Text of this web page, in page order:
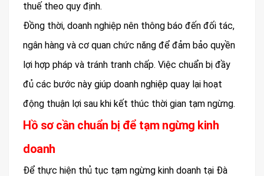
thuế theo quy định.
Đồng thời, doanh nghiệp nên thông báo đến đối tác,
ngân hàng và cơ quan chức năng để đảm bảo quyền
lợi hợp pháp và tránh tranh chấp. Việc chuẩn bị đầy
đủ các bước này giúp doanh nghiệp quay lại hoạt
động thuận lợi sau khi kết thúc thời gian tạm ngừng.
Hồ sơ cần chuẩn bị để tạm ngừng kinh
doanh
Để thực hiện thủ tục tạm ngừng kinh doanh tại Đà